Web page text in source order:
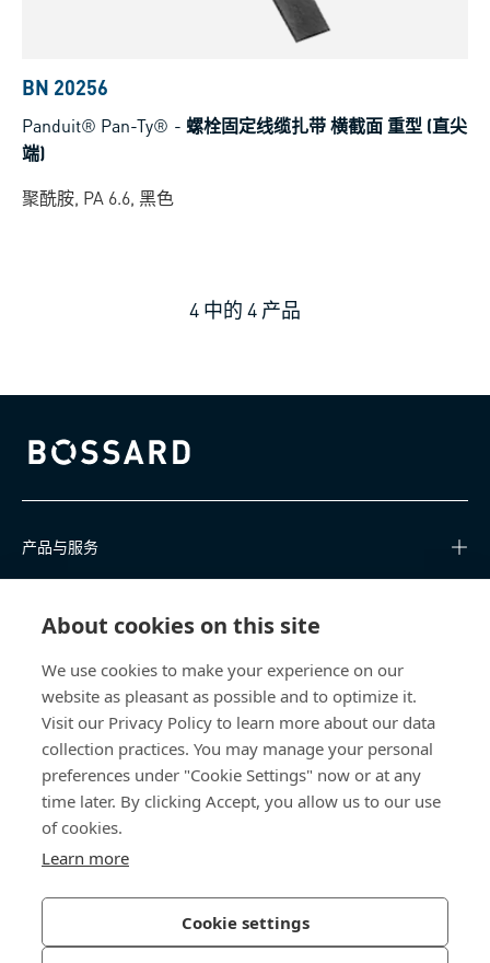
About cookies on this site
We use cookies to make your experience on our
website as pleasant as possible and to optimize it.
Visit our Privacy Policy to learn more about our data
collection practices. You may manage your personal
preferences under "Cookie Settings" now or at any
time later. By clicking Accept, you allow us to our use
of cookies.
Learn more
Cookie settings
BN 20256
Panduit® Pan-Ty® - 螺栓固定线缆扎带 横截面 重型 (直尖
端)
聚酰胺, PA 6.6, 黑色
4 中的 4 产品
Bossard homepage
产品与服务
关于我们
联系我们
china@bossard.com